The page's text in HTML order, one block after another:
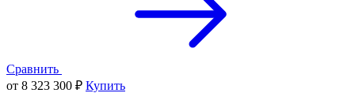
Сравнить
от 8 323 300 ₽ Купить